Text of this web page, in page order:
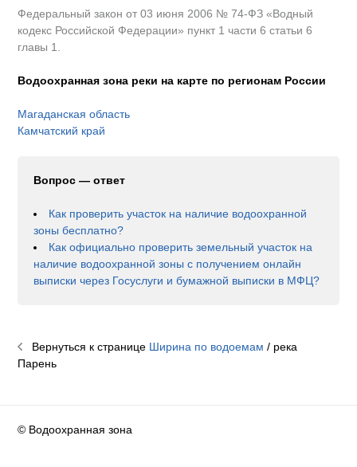
Федеральный закон от 03 июня 2006 № 74-ФЗ «Водный
кодекс Российской Федерации» пункт 1 части 6 статьи 6
главы 1.
Водоохранная зона реки на карте по регионам России
Магаданская область
Камчатский край
Вопрос — ответ
Как проверить участок на наличие водоохранной
зоны бесплатно?
Как официально проверить земельный участок на
наличие водоохранной зоны с получением онлайн
выписки через Госуслуги и бумажной выписки в МФЦ?
Вернуться к странице Ширина по водоемам / река
Парень
© Водоохранная зона